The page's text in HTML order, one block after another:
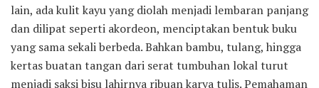
lain, ada kulit kayu yang diolah menjadi lembaran panjang
dan dilipat seperti akordeon, menciptakan bentuk buku
yang sama sekali berbeda. Bahkan bambu, tulang, hingga
kertas buatan tangan dari serat tumbuhan lokal turut
menjadi saksi bisu lahirnya ribuan karya tulis. Pemahaman